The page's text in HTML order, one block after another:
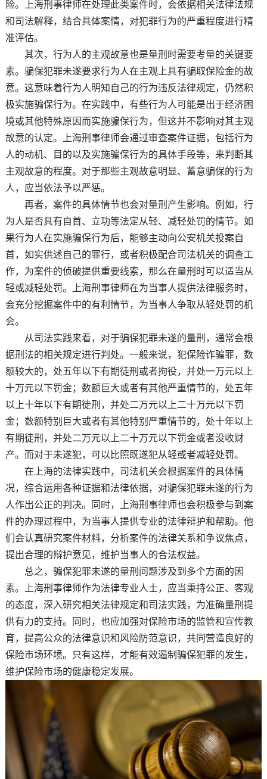
险。上海刑事律师在处理此类案件时，会依据相关法律法规
和司法解释，结合具体案情，对犯罪行为的严重程度进行精
准评估。
其次，行为人的主观故意也是量刑时需要考量的关键要
素。骗保犯罪未遂要求行为人在主观上具有骗取保险金的故
意。这意味着行为人明知自己的行为违反法律规定，仍然积
极实施骗保行为。在实践中，有些行为人可能是出于经济困
境或其他特殊原因而实施骗保行为，但这并不影响对其主观
故意的认定。上海刑事律师会通过审查案件证据，包括行为
人的动机、目的以及实施骗保行为的具体手段等，来判断其
主观故意的程度。对于那些主观故意明显、蓄意骗保的行为
人，应当依法予以严惩。
再者，案件的具体情节也会对量刑产生影响。例如，行
为人是否具有自首、立功等法定从轻、减轻处罚的情节。如
果行为人在实施骗保行为后，能够主动向公安机关投案自
首，如实供述自己的罪行，或者积极配合司法机关的调查工
作，为案件的侦破提供重要线索，那么在量刑时可以适当从
轻或减轻处罚。上海刑事律师在为当事人提供法律服务时，
会充分挖掘案件中的有利情节，为当事人争取从轻处罚的机
会。
从司法实践来看，对于骗保犯罪未遂的量刑，通常会根
据刑法的相关规定进行判处。一般来说，犯保险诈骗罪，数
额较大的，处五年以下有期徒刑或者拘役，并处一万元以上
十万元以下罚金；数额巨大或者有其他严重情节的，处五年
以上十年以下有期徒刑，并处二万元以上二十万元以下罚
金；数额特别巨大或者有其他特别严重情节的，处十年以上
有期徒刑，并处二万元以上二十万元以下罚金或者没收财
产。而对于未遂犯，可以比照既遂犯从轻或者减轻处罚。
在上海的法律实践中，司法机关会根据案件的具体情
况，综合运用各种证据和法律依据，对骗保犯罪未遂的行为
人作出公正的判决。同时，上海刑事律师也会积极参与到案
件的办理过程中，为当事人提供专业的法律辩护和帮助。他
们会认真研究案件材料，分析案件的法律关系和争议焦点，
提出合理的辩护意见，维护当事人的合法权益。
总之，骗保犯罪未遂的量刑问题涉及到多个方面的因
素。上海刑事律师作为法律专业人士，应当秉持公正、客观
的态度，深入研究相关法律规定和司法实践，为准确量刑提
供有力的支持。同时，也应加强对保险市场的监管和宣传教
育，提高公众的法律意识和风险防范意识，共同营造良好的
保险市场环境。只有这样，才能有效遏制骗保犯罪的发生，
维护保险市场的健康稳定发展。